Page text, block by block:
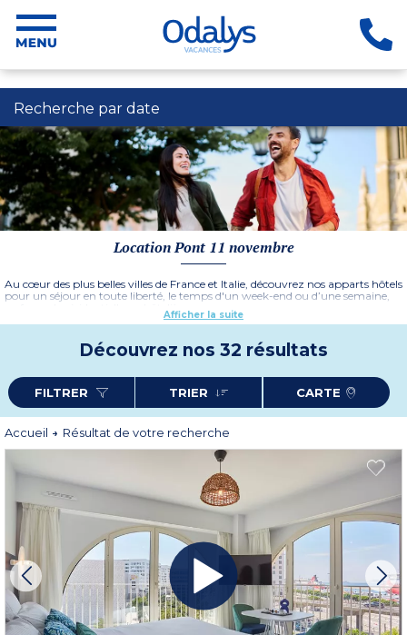
Recherche par date
Location Pont 11 novembre
Au cœur des plus belles villes de France et Italie, découvrez nos apparts hôtels
pour un séjour en toute liberté, le temps d'un week-end ou d’une semaine,
en formule résidentielle ou hôtelière.
une location en centre ville en séjournant parmi les apparts hôtels Odalys
situés aux quatre coins de la France ou en région toscane en Italie. Il n’y aura
votre location d’appartement avec en bonus les prestations et services d’un
hôtel.
Découvrez toutes nos destinations en centre ville dans les régions d’Alsace,
Aquitaine, Bourgogne et Ain, Bretagne, Centre – Limousin – Auvergne, Côte
d’Azur, Languedoc Roussillon, du pays Lyonnais, Nord Picardie, Poitou
Charentes, Provence et Lubéron, Pyrénées ou en région Sud-Ouest.
Afficher la suite
Découvrez nos 32 résultats
FILTRER TRIER CARTE
Accueil Résultat de votre recherche